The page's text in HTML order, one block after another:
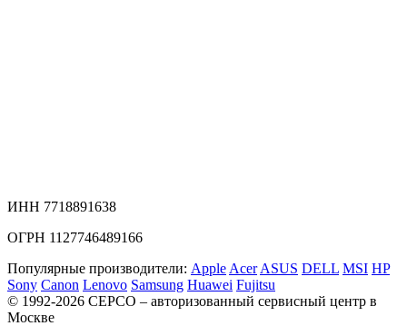
ИНН 7718891638
ОГРН 1127746489166
Популярные производители: Apple Acer ASUS DELL MSI HP
Sony Canon Lenovo Samsung Huawei Fujitsu
© 1992-2026 СЕРСO – авторизованный сервисный центр в
Москве